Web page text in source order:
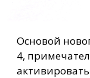
Основой
4,